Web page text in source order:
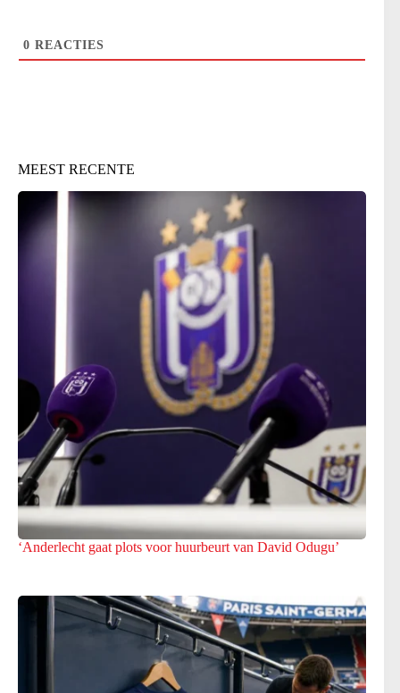
0 REACTIES
MEEST RECENTE
‘Anderlecht gaat plots voor huurbeurt van David Odugu’